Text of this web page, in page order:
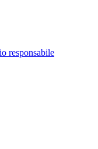
responsabile